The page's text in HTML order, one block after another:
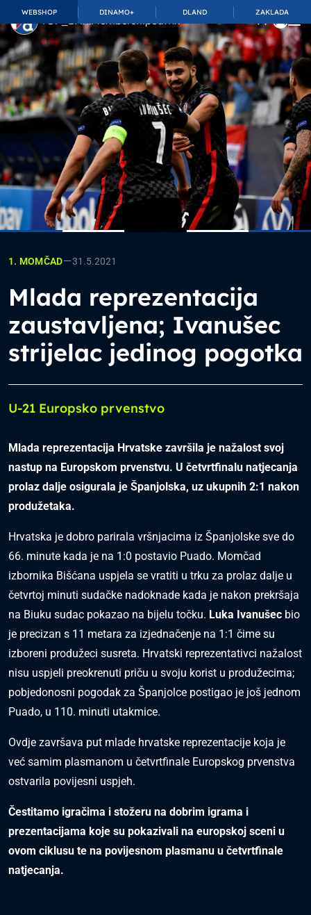
WEBSHOP DINAMO+ DLAND ZAKLADA
TOP_BAR.MembershipSuffix
1. MOMČAD—31.5.2021
Mlada reprezentacija
zaustavljena; Ivanušec
strijelac jedinog pogotka
U-21 Europsko prvenstvo
Mlada reprezentacija Hrvatske završila je nažalost svoj
nastup na Europskom prvenstvu. U četvrtfinalu natjecanja
prolaz dalje osigurala je Španjolska, uz ukupnih 2:1 nakon
produžetaka.
Hrvatska je dobro parirala vršnjacima iz Španjolske sve do
66. minute kada je na 1:0 postavio Puado. Momčad
izbornika Bišćana uspjela se vratiti u trku za prolaz dalje u
četvrtoj minuti sudačke nadoknade kada je nakon prekršaja
na Biuku sudac pokazao na bijelu točku. Luka Ivanušec bio
je precizan s 11 metara za izjednačenje na 1:1 čime su
izboreni produžeci susreta. Hrvatski reprezentativci nažalost
nisu uspjeli preokrenuti priču u svoju korist u produžecima;
pobjedonosni pogodak za Španjolce postigao je još jednom
Puado, u 110. minuti utakmice.
Ovdje završava put mlade hrvatske reprezentacije koja je
već samim plasmanom u četvrtfinale Europskog prvenstva
ostvarila povijesni uspjeh.
Čestitamo igračima i stožeru na dobrim igrama i
prezentacijama koje su pokazivali na europskoj sceni u
ovom ciklusu te na povijesnom plasmanu u četvrtfinale
natjecanja.